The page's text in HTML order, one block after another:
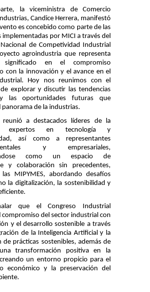
la viceministra de Comercio
Candice Herrera, manifestó
es concebido como parte de las
implementadas por MICI a través del
de Competividad Industrial
agroindustria que representa
en el compromiso
con la innovación y el avance en el
Hoy nos reunimos con el
explorar y discutir las tendencias
las oportunidades futuras que
panorama de la industrias.
reunió a destacados líderes de la
expertos en tecnología y
así como a representantes
y empresariales,
como un espacio de
y colaboración sin precedentes,
MIPYMES, abordando desafíos
la digitalización, la sostenibilidad y
que el Congreso Industrial
compromiso del sector industrial con
y el desarrollo sostenible a través
de la Inteligencia Artificial y la
de prácticas sostenibles, además de
transformación positiva en la
un entorno propicio para el
económico y la preservación del